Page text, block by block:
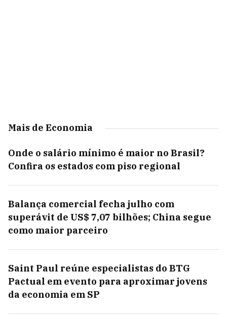
Mais de Economia
Onde o salário mínimo é maior no Brasil?
Confira os estados com piso regional
Balança comercial fecha julho com
superávit de US$ 7,07 bilhões; China segue
como maior parceiro
Saint Paul reúne especialistas do BTG
Pactual em evento para aproximar jovens
da economia em SP